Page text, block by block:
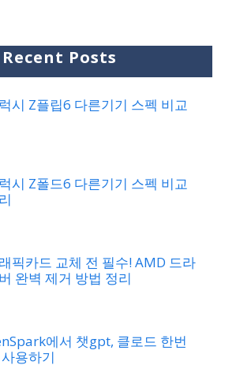
Recent Posts
시 Z플립6 다른기기 스펙 비교
시 Z폴드6 다른기기 스펙 비교
픽카드 교체 전 필수! AMD 드라
완벽 제거 방법 정리
에서 챗gpt, 클로드 한번
용하기